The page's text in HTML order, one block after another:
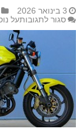
3 בינואר 2026
סגור לתגובותעל